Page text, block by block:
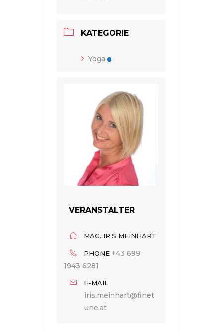
KATEGORIE
Yoga
VERANSTALTER
MAG. IRIS MEINHART
PHONE +43 699
1943 6281
E-MAIL
iris.meinhart@finet
une.at